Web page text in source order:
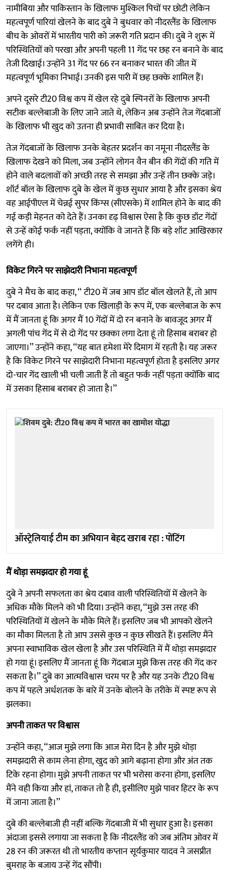
नामीबिया और पाकिस्तान के खिलाफ मुश्किल पिचों पर छोटी लेकिन
महत्वपूर्ण पारियां खेलने के बाद दुबे ने बुधवार को नीदरलैंड के खिलाफ
बीच के ओवरों में भारतीय पारी को जरूरी गति प्रदान की। दुबे ने शुरू में
परिस्थितियों को परखा और अपनी पहली 11 गेंद पर छह रन बनाने के बाद
तेजी दिखाई। उन्होंने 31 गेंद पर 66 रन बनाकर भारत की जीत में
महत्वपूर्ण भूमिका निभाई। उनकी इस पारी में छह छक्के शामिल हैं।
अपने दूसरे टी20 विश्व कप में खेल रहे दुबे स्पिनरों के खिलाफ अपनी
सटीक बल्लेबाजी के लिए जाने जाते थे, लेकिन अब उन्होंने तेज गेंदबाजों
के खिलाफ भी खुद को उतना ही प्रभावी साबित कर दिया है।
तेज गेंदबाजों के खिलाफ उनके बेहतर प्रदर्शन का नमूना नीदरलैंड के
खिलाफ देखने को मिला, जब उन्होंने लोगन वैन बीन की गेंदों की गति में
होने वाले बदलावों को अच्छी तरह से समझा और उन्हें तीन छक्के जड़े।
शॉर्ट बॉल के खिलाफ दुबे के खेल में कुछ सुधार आया है और इसका श्रेय
वह आईपीएल में चेन्नई सुपर किंग्स (सीएसके) में शामिल होने के बाद की
गई कड़ी मेहनत को देते हैं। उनका दृढ़ विश्वास ऐसा है कि कुछ डॉट गेंदों
से उन्हें कोई फर्क नहीं पड़ता, क्योंकि वे जानते हैं कि बड़े शॉट आखिरकार
लगेंगे ही।
विकेट गिरने पर साझेदारी निभाना महत्वपूर्ण
दुबे ने मैच के बाद कहा, ‘‘ टी20 में जब आप डॉट बॉल खेलते हैं, तो आप
पर दबाव आता है। लेकिन एक खिलाड़ी के रूप में, एक बल्लेबाज के रूप
में मैं जानता हूं कि अगर मैं 10 गेंदों में दो रन बनाने के बावजूद अगर मैं
अगली पांच गेंद में से दो गेंद पर छक्का लगा देता हूं तो हिसाब बराबर हो
जाएगा।’’ उन्होंने कहा, ‘‘यह बात हमेशा मेरे दिमाग में रहती है। यह जरूर
है कि विकेट गिरने पर साझेदारी निभाना महत्वपूर्ण होता है इसलिए अगर
दो-चार गेंद खाली भी चली जाती हैं तो बहुत फर्क नहीं पड़ता क्योंकि बाद
में उसका हिसाब बराबर हो जाता है।’’
ऑस्ट्रेलियाई टीम का अभियान बेहद खराब रहा : पोंटिंग
मैं थोड़ा समझदार हो गया हूं
दुबे ने अपनी सफलता का श्रेय दबाव वाली परिस्थितियों में खेलने के
अधिक मौके मिलने को भी दिया। उन्होंने कहा, ‘‘मुझे उस तरह की
परिस्थितियों में खेलने के मौके मिले हैं। इसलिए जब भी आपको खेलने
का मौका मिलता है तो आप उससे कुछ न कुछ सीखते हैं। इसलिए मैंने
अपना स्वाभाविक खेल खेला है और उस परिस्थिति में मैं थोड़ा समझदार
हो गया हूं। इसलिए मैं जानता हूं कि गेंदबाज मुझे किस तरह की गेंद कर
सकता है।’’ दुबे का आत्मविश्वास चरम पर है और यह उनके टी20 विश्व
कप में पहले अर्धशतक के बारे में उनके बोलने के तरीके में स्पष्ट रूप से
झलका।
अपनी ताकत पर विश्वास
उन्होंने कहा, ‘‘आज मुझे लगा कि आज मेरा दिन है और मुझे थोड़ा
समझदारी से काम लेना होगा, खुद को आगे बढ़ाना होगा और अंत तक
टिके रहना होगा। मुझे अपनी ताकत पर भी भरोसा करना होगा, इसलिए
मैंने वही किया और हां, ताकत तो है ही, इसीलिए मुझे पावर हिटर के रूप
में जाना जाता है।’’
दुबे की बल्लेबाजी ही नहीं बल्कि गेंदबाजी में भी सुधार हुआ है। इसका
अंदाजा इससे लगाया जा सकता है कि नीदरलैंड को जब अंतिम ओवर में
28 रन की जरूरत थी तो भारतीय कप्तान सूर्यकुमार यादव ने जसप्रीत
बुमराह के बजाय उन्हें गेंद सौंपी।